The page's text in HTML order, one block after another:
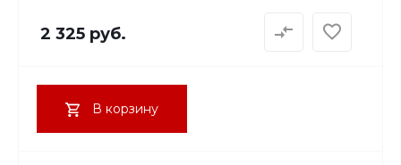
2 325 руб.
В корзину